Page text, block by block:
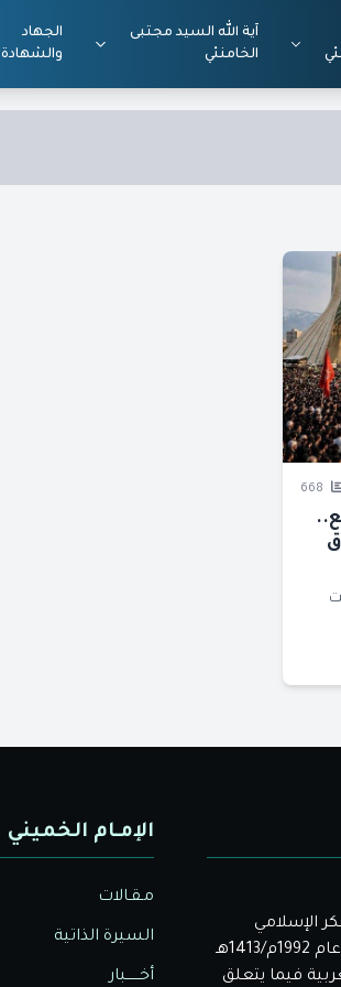
آية الله السيد مجتبى
الخامنئي
الجهاد
والشهادة
الإسلامي
الأصيل. بدأت دار الولاية للثقافة والإعلام نشاطها في عام 1992م/1413هـ
فيما يتعلق
الإمـام الخميني
مـقـالات
السيرة الذاتية
أخــــــبار